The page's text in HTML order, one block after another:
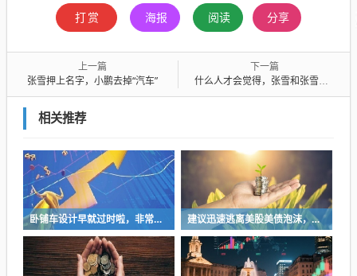
打赏 海报 阅读 分享
上一篇
张雪押上名字，小鹏去掉“汽车”
下一篇
什么人才会觉得，张雪和张雪峰的路线是矛盾的？
相关推荐
卧铺车设计早就过时啦，非常不具备人性化 建议迅速逃离美股美债泡沫，AI正加速而非延缓其泡沫破裂